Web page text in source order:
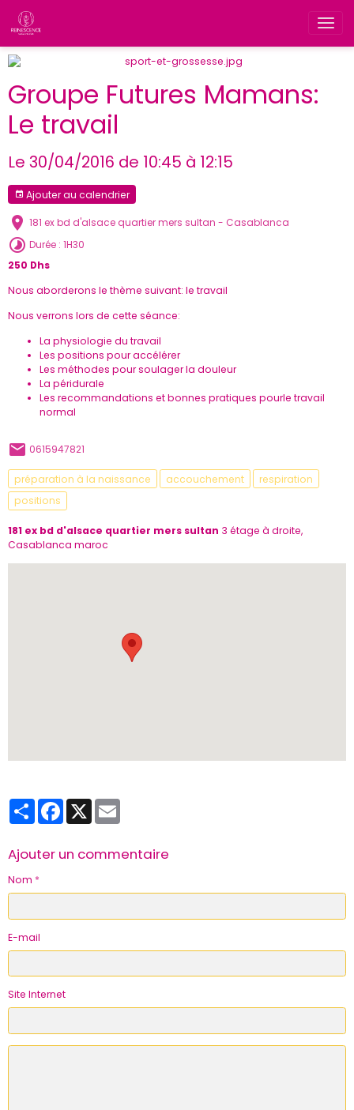
Groupe Futures Mamans:
Le travail
Le 30/04/2016 de 10:45 à 12:15
Ajouter au calendrier
181 ex bd d'alsace quartier mers sultan - Casablanca
Durée : 1H30
250 Dhs
Nous aborderons le thème suivant: le travail
Nous verrons lors de cette séance:
La physiologie du travail
Les positions pour accélérer
Les méthodes pour soulager la douleur
La péridurale
Les recommandations et bonnes pratiques pourle travail
normal
0615947821
préparation à la naissance accouchement
respiration
positions
181 ex bd d'alsace quartier mers sultan 3 étage à droite,
Casablanca maroc
PartagerFacebook
X
Ajouter un commentaire
Nom
E-mail
Site Internet